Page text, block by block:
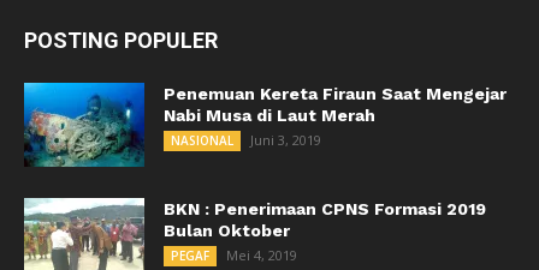
POSTING POPULER
Penemuan Kereta Firaun Saat Mengejar
Nabi Musa di Laut Merah
NASIONAL Juni 3, 2019
BKN : Penerimaan CPNS Formasi 2019
Bulan Oktober
PEGAF Mei 4, 2019